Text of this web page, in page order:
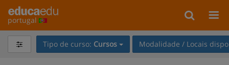
portugal
Tipo de curso: Cursos Modalidade / Locais